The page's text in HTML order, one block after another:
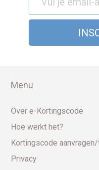
Menu
Over e-Kortingscode
Hoe werkt het?
Kortingscode
Privacy